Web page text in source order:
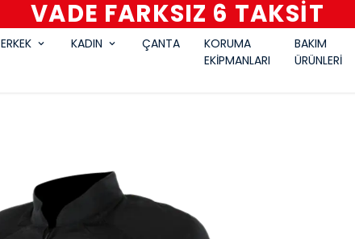
VADE FARKSIZ 6 TAKSİT
ERKEK KADIN ÇANTA
KORUMA
EKİPMANLARI
BAKIM
ÜRÜNLERİ